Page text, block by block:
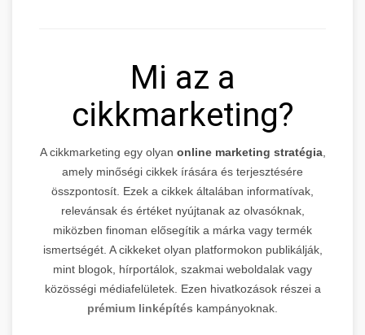
Mi az a
cikkmarketing?
A cikkmarketing egy olyan online marketing stratégia,
amely minőségi cikkek írására és terjesztésére
összpontosít. Ezek a cikkek általában informatívak,
relevánsak és értéket nyújtanak az olvasóknak,
miközben finoman elősegítik a márka vagy termék
ismertségét. A cikkeket olyan platformokon publikálják,
mint blogok, hírportálok, szakmai weboldalak vagy
közösségi médiafelületek. Ezen hivatkozások részei a
prémium linképítés kampányoknak.